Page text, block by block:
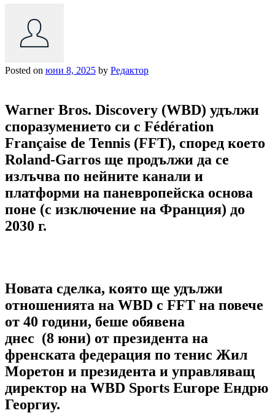
Posted on юни 8, 2025 by Редактор
Warner Bros. Discovery (WBD) удължи
споразумението си с Fédération
Française de Tennis (FFT), според което
Roland-Garros ще продължи да се
излъчва по нейните канали и
платформи на паневропейска основа
поне (с изключение на Франция) до
2030 г.
Новата сделка, която ще удължи
отношенията на WBD с FFT на повече
от 40 години, беше обявена
днес (8 юни) от президента на
френската федерация по тенис Жил
Моретон и президента и управляващ
директор на WBD Sports Europe Ендрю
Георгиу.